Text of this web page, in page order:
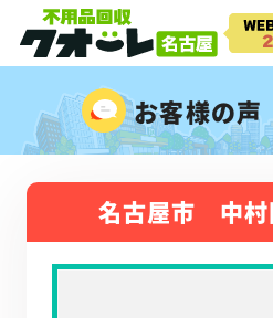
お客様の
名古屋市 中